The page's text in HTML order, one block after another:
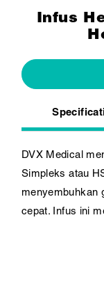
Infus
DVX Medical
Simpleks atau
menyembuhkan
cepat. Infus ini
dengan lebih
yang lebih kuat,